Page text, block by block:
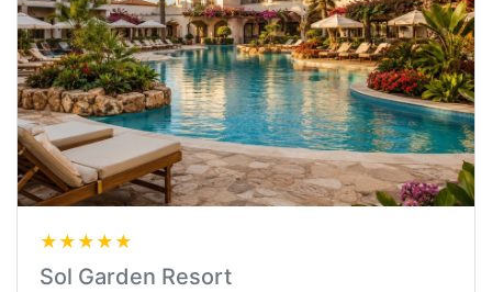
★★★★★
Sol Garden Resort